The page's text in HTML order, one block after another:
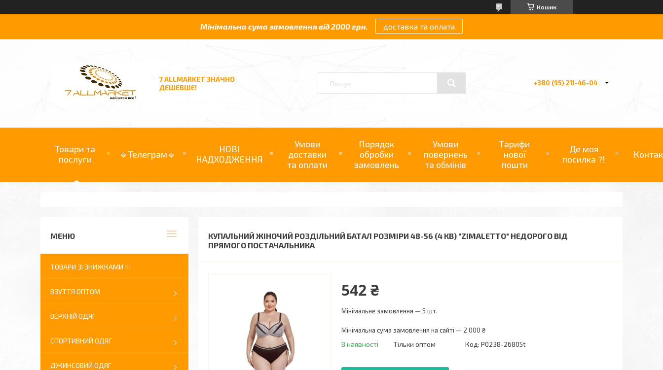
Кошик
Мінімальна сума замовлення від 2000 грн. доставка та оплата
7 ALLMARKET ЗНАЧНО
ДЕШЕВШЕ!
+380 (95) 211-46-04
Товари та
послуги
🔹Телеграм🔹
НОВІ
НАДХОДЖЕННЯ
Умови
доставки
та оплати
Порядок
обробки
замовлень
Умови
повернень
та обмінів
Тарифи
нової
пошти
Де моя
посилка ?!
КУПАЛЬНИЙ ЖІНОЧИЙ РОЗДІЛЬНИЙ БАТАЛ РОЗМІРИ 48-56 (4 КВ) "ZIMALETTO" НЕДОРОГО ВІД
ПРЯМОГО ПОСТАЧАЛЬНИКА
542 ₴
Мінімальне замовлення — 5 шт.
Мінімальна сума замовлення на сайті — 2 000 ₴
В наявності Тільки оптом Код: P0238-26805t
ТОВАРИ ЗІ ЗНИЖКАМИ !!!
ВЗУТТЯ ОПТОМ
ВЕРХНІЙ ОДЯГ
СПОРТИВНИЙ ОДЯГ
ДЖИНСОВИЙ ОДЯГ